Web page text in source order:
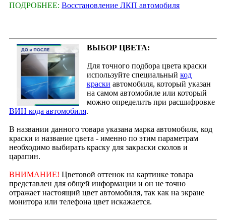
ПОДРОБНЕЕ: Восстановление ЛКП автомобиля
ВЫБОР ЦВЕТА:
Для точного подбора цвета краски
используйте специальный код
краски автомобиля, который указан
на самом автомобиле или который
можно определить при расшифровке
ВИН кода автомобиля.
В названии данного товара указана марка автомобиля, код
краски и название цвета - именно по этим параметрам
необходимо выбирать краску для закраски сколов и
царапин.
ВНИМАНИЕ! Цветовой оттенок на картинке товара
представлен для общей информации и он не точно
отражает настоящий цвет автомобиля, так как на экране
монитора или телефона цвет искажается.